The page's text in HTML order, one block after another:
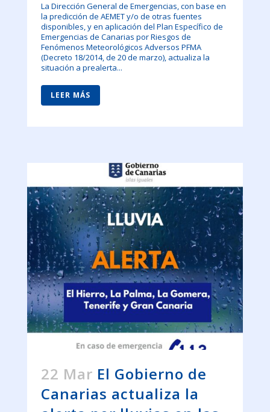
La Dirección General de Emergencias, con base en
la predicción de AEMET y/o de otras fuentes
disponibles, y en aplicación del Plan Específico de
Emergencias de Canarias por Riesgos de
Fenómenos Meteorológicos Adversos PFMA
(Decreto 18/2014, de 20 de marzo), actualiza la
situación a prealerta...
LEER MÁS
22 Mar El Gobierno de
Canarias actualiza la